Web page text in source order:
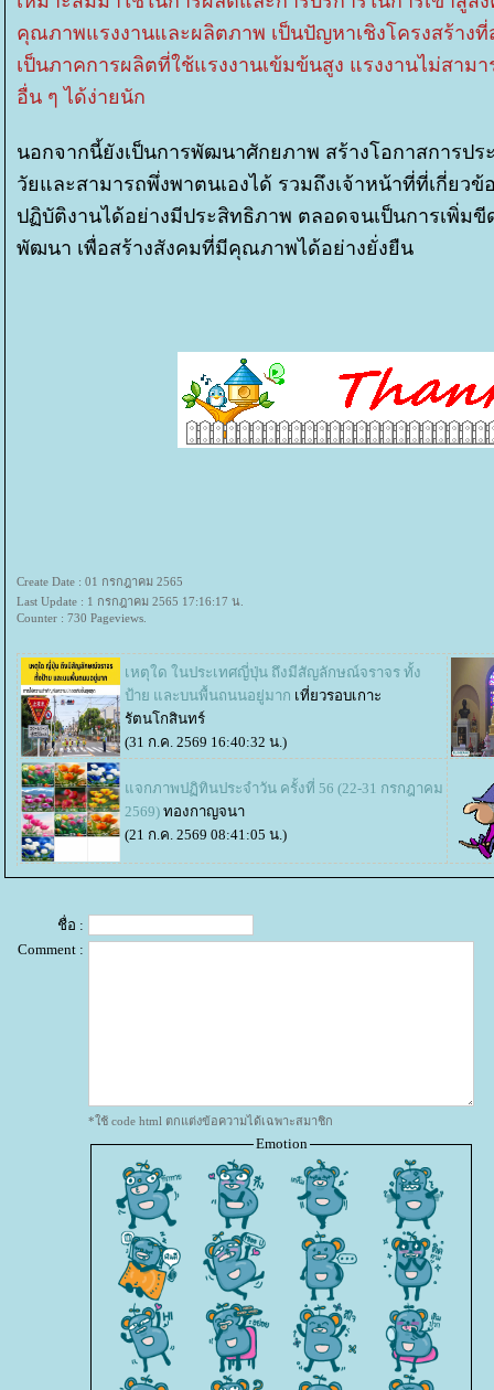
คุณภาพแรงงานและผลิตภาพ เป็นปัญหาเชิงโครงสร้าง
เป็นภาคการผลิตที่ใช้แรงงานเข้มข้นสูง แรงงานไม่สา
อื่น ๆ ได้ง่ายนัก
นอกจากนี้ยังเป็นการพัฒนาศักยภาพ สร้างโอกาสการปร
วัยและสามารถพึ่งพาตนเองได้ รวมถึงเจ้าหน้าที่ที่เกี่ยว
ปฏิบัติงานได้อย่างมีประสิทธิภาพ ตลอดจนเป็นการเพิ่ม
พัฒนา เพื่อสร้างสังคมที่มีคุณภาพได้อย่างยั่งยืน
Create Date : 01 กรกฎาคม 2565
Last Update : 1 กรกฎาคม 2565 17:16:17 น.
Counter : 730 Pageviews.
เหตุใด ในประเทศญี่ปุ่น ถึงมีสัญลักษณ์จราจร ทั้ง
ป้าย และบนพื้นถนนอยู่มาก เที่ยวรอบเกาะ
รัตนโกสินทร์
(31 ก.ค. 2569 16:40:32 น.)
จกภาพปฏิทินประจำวัน ครั้งที่ 56 (22-31 กรกฎาคม
2569) ทองกาญจนา
(21 ก.ค. 2569 08:41:05 น.)
ชื่อ :
Comment :
*ใช้ code html ตกแต่งข้อความได้เฉพาะสมาชิก
Emotion